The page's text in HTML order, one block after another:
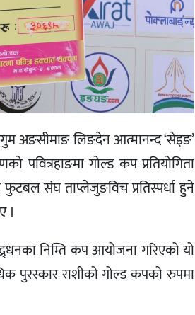
अङसीमाङ लिङदेन आत्मानन्द ‘सेइङ’
गोल्ड कप प्रतियोगिता
संघ ताप्लेजुङविच प्रतिस्पर्धा हुने
।
निम्ति कप आयोजना गरिएको यो
पुरस्कार राशीको गोल्ड कपको रुपमा